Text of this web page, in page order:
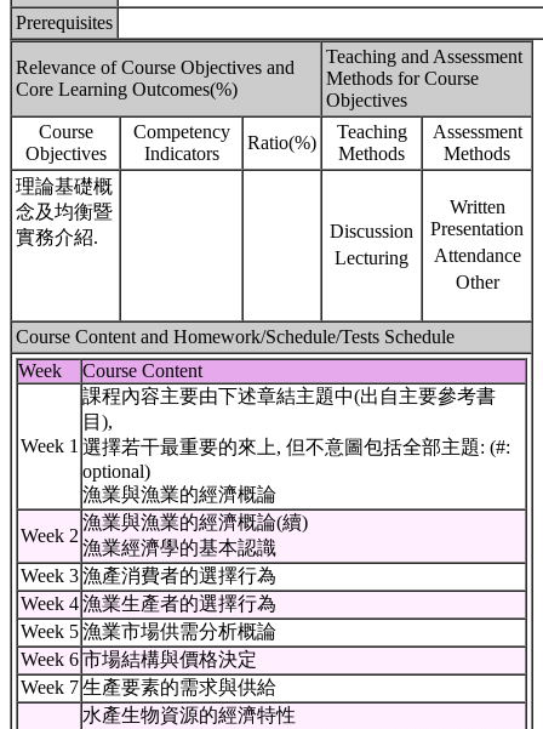
Prerequisites
Relevance of Course Objectives and
Core Learning Outcomes(%)
Teaching and Assessment
Methods for Course
Objectives
Course
Objectives
Competency
Indicators
Ratio(%)
Teaching
Methods
Assessment
Methods
理論基礎概
念及均衡暨
實務介紹.
Discussion
Lecturing
Written
Presentation
Attendance
Other
Course Content and Homework/Schedule/Tests Schedule
Week
Course Content
Week 1
課程內容主要由下述章結主題中(出自主要參考書
目),
選擇若干最重要的來上, 但不意圖包括全部主題: (#:
optional)
漁業與漁業的經濟概論
Week 2
漁業與漁業的經濟概論(續)
漁業經濟學的基本認識
Week 3 漁產消費者的選擇行為
Week 4 漁業生產者的選擇行為
Week 5 漁業市場供需分析概論
Week 6 市場結構與價格決定
Week 7 生產要素的需求與供給
水產生物資源的經濟特性